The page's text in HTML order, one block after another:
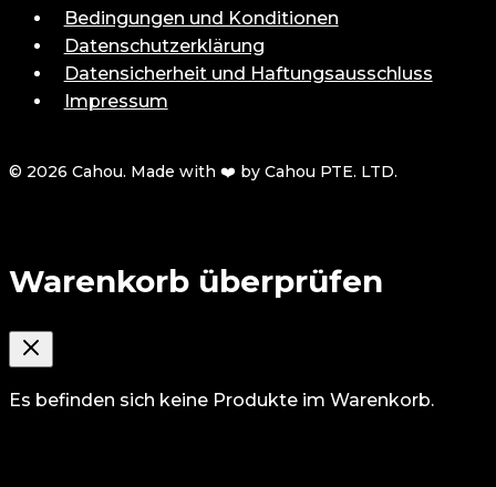
Bedingungen und Konditionen
Datenschutzerklärung
Datensicherheit und Haftungsausschluss
Impressum
© 2026 Cahou. Made with ❤️ by Cahou PTE. LTD.
Warenkorb überprüfen
Es befinden sich keine Produkte im Warenkorb.